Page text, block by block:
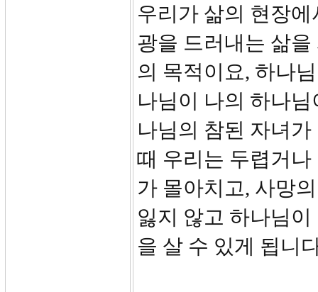
우리가 삶의 현장
광을 드러내는 삶
의 목적이요, 하나
나님이 나의 하나
나님의 참된 자녀
때 우리는 두렵거
가 몰아치고, 사망
잃지 않고 하나님
을 살 수 있게 됩니